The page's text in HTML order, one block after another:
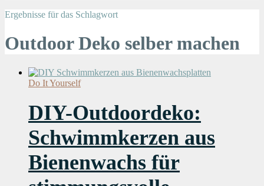
Ergebnisse für das Schlagwort
Outdoor Deko selber machen
Do It Yourself
DIY-Outdoordeko:
Schwimmkerzen aus
Bienenwachs für